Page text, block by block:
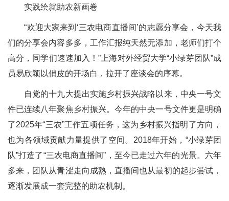
实践绘就助农新画卷
“欢迎大家来到‘三农电商直播间’的志愿分享会，今天我
们的分享会内容多多，工作汇报纯天然无添加，老师们打个
高分，同学们速速加入！”上海对外经贸大学“小绿芽团队”成
员易欣颖以俏皮的开场白，拉开了座谈会的序幕。
自党的十九大提出实施乡村振兴战略以来，中央一号文
件已连续八年聚焦乡村振兴。今年的中央一号文件更是明确
了2025年“三农”工作五项任务，这为乡村振兴指明了方向，
也为各领域贡献力量提供了空间。2018年开始，“小绿芽团
队”打造了“三农电商直播间”，至今已走过六年的光景。六年
多来，团队从青涩走向成熟，直播间也从最初的起步尝试，
逐渐发展成一套完整的助农机制。